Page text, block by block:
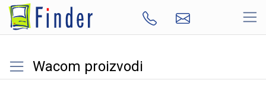
Wacom proizvodi